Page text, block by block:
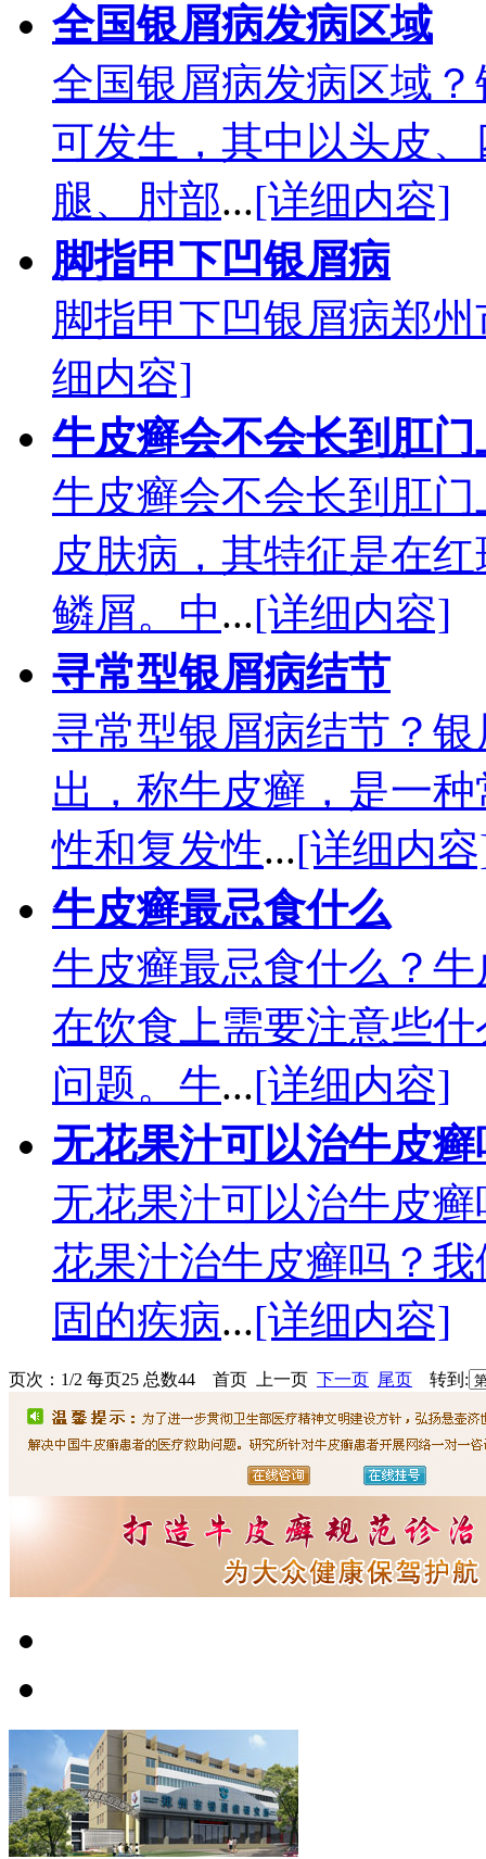
全国银屑病发病区域
全国银屑病发病区域
可发生，其中以头皮
腿、肘部...[详细内容]
脚指甲下凹银屑病
脚指甲下凹银屑病郑
细内容]
牛皮癣会不会长到肛门
牛皮癣会不会长到肛
皮肤病，其特征是在
鳞屑。中...[详细内容]
寻常型银屑病结节
寻常型银屑病结节？
出，称牛皮癣，是一
性和复发性...[详细内
牛皮癣最忌食什么
牛皮癣最忌食什么？
在饮食上需要注意些
问题。牛...[详细内容]
无花果汁可以治牛皮癣
无花果汁可以治牛皮
花果汁治牛皮癣吗？
固的疾病...[详细内容]
页次：1/2 每页25 总数44 首页 上一页 下一页 尾页 转到: